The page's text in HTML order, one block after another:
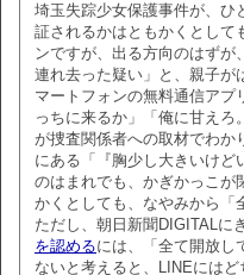
埼玉失踪少女保護事件が、ひ
証されるかはともかくとして
ンですが、出る方向のはず
連れ去った疑い」と、親子が
マートフォンの無料通信アプ
っちに来るか」「俺に甘え
が捜査関係者への取材でわか
にある「『胸少し大きいけど
のはまれでも、かぎかっこが
かくとしても、なやみから「
ただし、朝日新聞DIGITALに
を認めるには、「全て開放し
ないと考えると、LINEには